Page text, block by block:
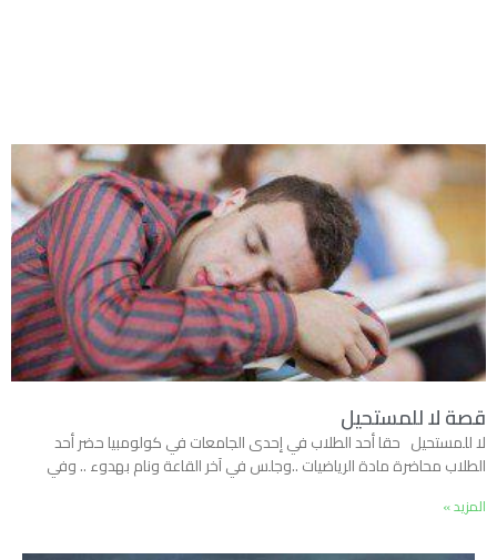
قصة لا للمستحيل
لا للمستحيل حقا أحد الطلاب في إحدى الجامعات في كولومبيا حضر أحد
الطلاب محاضرة مادة الرياضيات ..وجلس في آخر القاعة ونام بهدوء .. وفي
المزيد »